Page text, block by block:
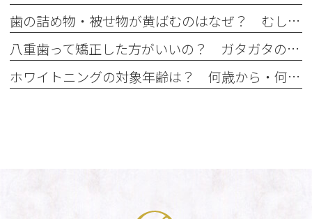
歯の詰め物・被せ物が黄ばむのはなぜ？ むし歯治療後に起こる経年劣化
八重歯って矯正した方がいいの？ ガタガタの歯並びはマウスピース矯正で治せる？
ホワイトニングの対象年齢は？ 何歳から・何歳でもできるの？